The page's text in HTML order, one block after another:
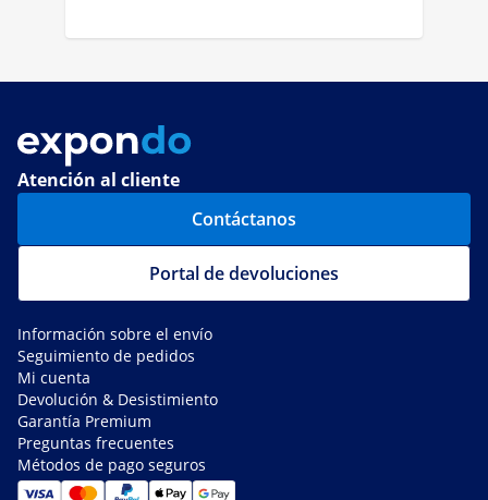
Atención al cliente
Contáctanos
Portal de devoluciones
Información sobre el envío
Seguimiento de pedidos
Mi cuenta
Devolución & Desistimiento
Garantía Premium
Preguntas frecuentes
Métodos de pago seguros